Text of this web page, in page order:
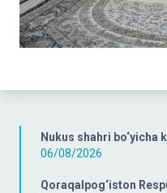
Nukus shahri bo‘yicha
06/08/2026
Qoraqalpog‘iston